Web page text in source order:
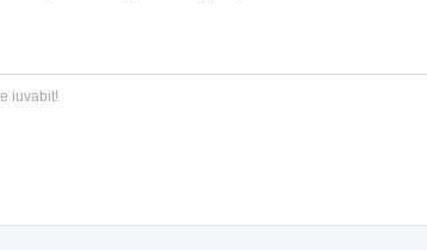
iuvabit!